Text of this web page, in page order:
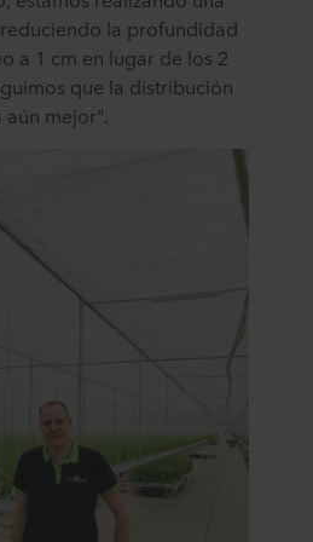
la profundidad
a 1 cm en lugar de los 2
que la distribución
aún mejor".